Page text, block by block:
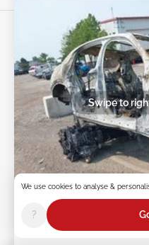
Swipe to
2019 ALFA
We use cookies to analyse &
?